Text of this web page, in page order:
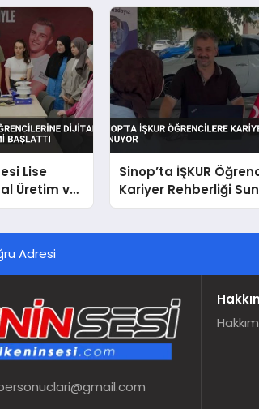
Lise
Üretim ve
Başlattı
Sinop’ta İŞKUR
Kariyer Rehberliği
Adresi